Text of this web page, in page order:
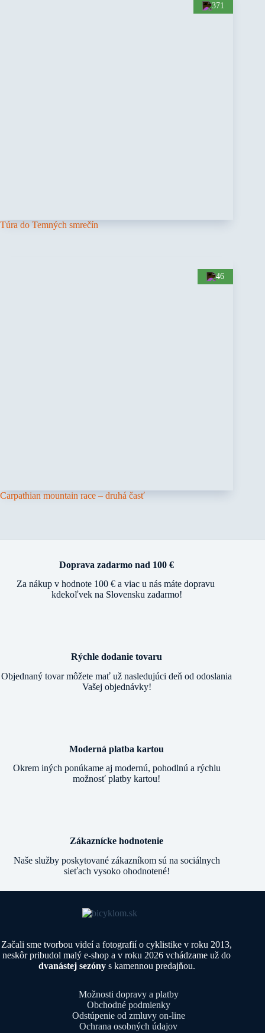
371
Túra do Temných smrečín
46
Carpathian mountain race – druhá časť
Doprava zadarmo nad 100 €
Za nákup v hodnote 100 € a viac u nás máte dopravu
kdekoľvek na Slovensku zadarmo!
Rýchle dodanie tovaru
Objednaný tovar môžete mať už nasledujúci deň od odoslania
Vašej objednávky!
Moderná platba kartou
Okrem iných ponúkame aj modernú, pohodlnú a rýchlu
možnosť platby kartou!
Zákaznícke hodnotenie
Naše služby poskytované zákazníkom sú na sociálnych
sieťach vysoko ohodnotené!
Začali sme tvorbou videí a fotografií o cyklistike v roku 2013,
neskôr pribudol malý e-shop a v roku 2026 vchádzame už do
dvanástej sezónys kamennou predajňou.
Možnosti dopravy a platby
Obchodné podmienky
Odstúpenie od zmluvy on-line
Ochrana osobných údajov